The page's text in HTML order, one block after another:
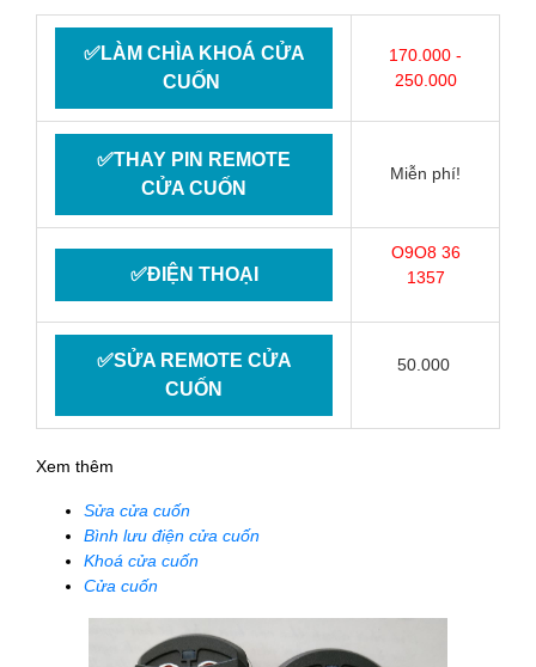
✅LÀM CHÌA KHOÁ CỬA
CUỐN
170.000 -
250.000
✅THAY PIN REMOTE
CỬA CUỐN
Miễn phí!
✅ĐIỆN THOẠI
O9O8 36
1357
✅SỬA REMOTE CỬA
CUỐN
50.000
Xem thêm
Sửa cửa cuốn
Bình lưu điện cửa cuốn
Khoá cửa cuốn
Cửa cuốn